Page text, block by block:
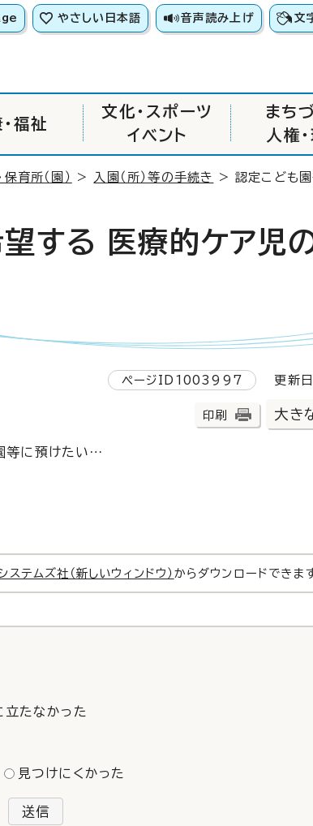
やさしい日本語 音声読み上げ 文
福祉
文化・スポーツ
イベント
まち
人権
育所（園） > 入園（所）等の手続き > 認定こども
する 医療的ケア児
ページID1003997 更新日
印刷 大き
等に預けたい…
ステムズ社（新しいウィンドウ） からダウンロードできます
立たなかった
見つけにくかった
送信